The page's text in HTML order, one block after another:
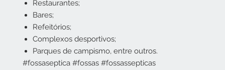
Restaurantes;
Bares;
Refeitórios;
Complexos desportivos;
Parques de campismo, entre outros.
#fossaseptica #fossas #fossassepticas